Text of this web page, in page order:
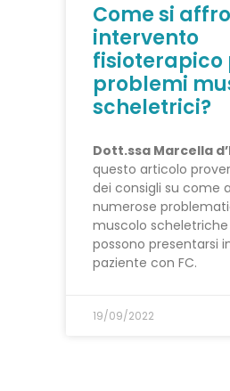
Come si
intervento
fisioterapico
problemi
scheletrici?
Dott.ssa Marcella
questo articolo
dei consigli su come
numerose
muscolo
possono presentarsi
paziente con FC.
19/09/2022